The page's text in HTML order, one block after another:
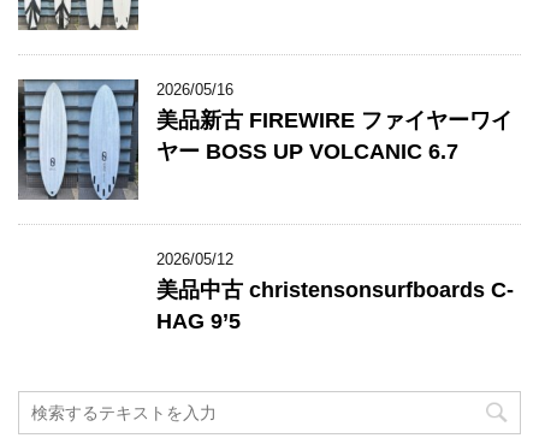
2026/05/16
美品新古 FIREWIRE ファイヤーワイ
ヤー BOSS UP VOLCANIC 6.7
2026/05/12
美品中古 christensonsurfboards C-
HAG 9’5